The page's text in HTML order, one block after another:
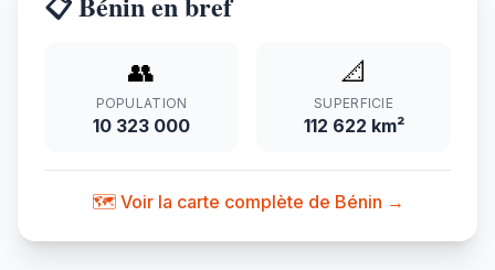
👥
POPULATION
10 323 000
📐
SUPERFICIE
112 622 km²
🗺️ Voir la carte complète de Bénin →